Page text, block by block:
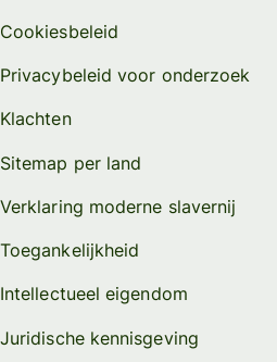
Cookiesbeleid
Privacybeleid voor onderzoek
Klachten
Sitemap per land
Verklaring moderne slavernij
Toegankelijkheid
Intellectueel eigendom
Juridische kennisgeving